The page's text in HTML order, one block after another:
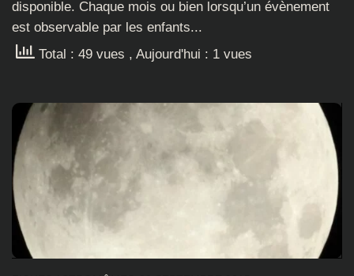
disponible. Chaque mois ou bien lorsqu’un évènement
est observable par les enfants...
Total : 49 vues , Aujourd'hui : 1 vues